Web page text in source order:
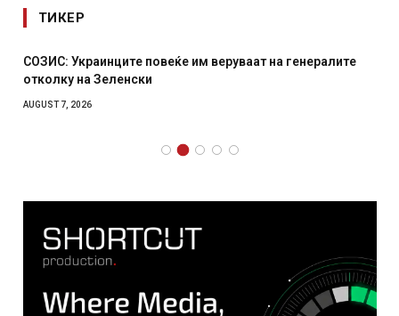
ТИКЕР
СОЗИС: Украинците повеќе им веруваат на генералите
отколку на Зеленски
AUGUST 7, 2026